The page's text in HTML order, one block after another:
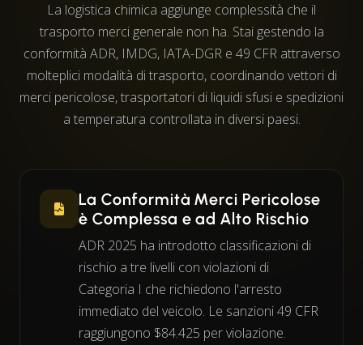
La logistica chimica aggiunge complessità che il
trasporto merci generale non ha. Stai gestendo la
conformità ADR, IMDG, IATA-DGR e 49 CFR attraverso
molteplici modalità di trasporto, coordinando vettori di
merci pericolose, trasportatori di liquidi sfusi e spedizioni
a temperatura controllata in diversi paesi.
La Conformità Merci Pericolose
è Complessa e ad Alto Rischio
ADR 2025 ha introdotto classificazioni di
rischio a tre livelli con violazioni di
Categoria I che richiedono l'arresto
immediato del veicolo. Le sanzioni 49 CFR
raggiungono $84.425 per violazione.